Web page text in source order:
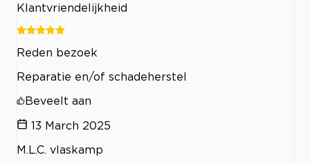
Klantvriendelijkheid
Reden bezoek
Reparatie en/of schadeherstel
Beveelt aan
13 March 2025
M.L.C. vlaskamp